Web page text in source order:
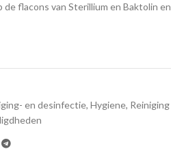
flacons van Sterillium en Baktolin
en desinfectie, Hygiene,